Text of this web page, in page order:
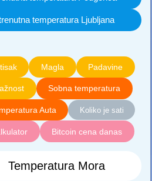
temperatura Ljubljana
Magla Padavine
Sobna temperatura
Auta Koliko je sati
Bitcoin cena danas
Temperatura Mora